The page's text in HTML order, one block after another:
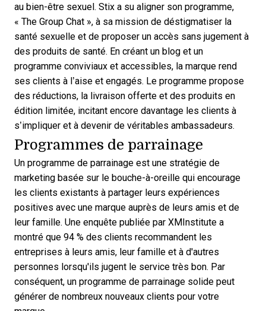
au bien-être sexuel. Stix a su aligner son programme,
« The Group Chat », à sa mission de déstigmatiser la
santé sexuelle et de proposer un accès sans jugement à
des produits de santé. En créant un blog et un
programme conviviaux et accessibles, la marque rend
ses clients à l’aise et engagés. Le programme propose
des réductions, la livraison offerte et des produits en
édition limitée, incitant encore davantage les clients à
s’impliquer et à devenir de véritables ambassadeurs.
Programmes de parrainage
Un programme de parrainage est une stratégie de
marketing basée sur le bouche-à-oreille qui encourage
les clients existants à partager leurs expériences
positives avec une marque auprès de leurs amis et de
leur famille. Une enquête publiée par XMInstitute a
montré que 94 % des clients recommandent les
entreprises à leurs amis, leur famille et à d'autres
personnes lorsqu'ils jugent le service très bon. Par
conséquent, un programme de parrainage solide peut
générer de nombreux nouveaux clients pour votre